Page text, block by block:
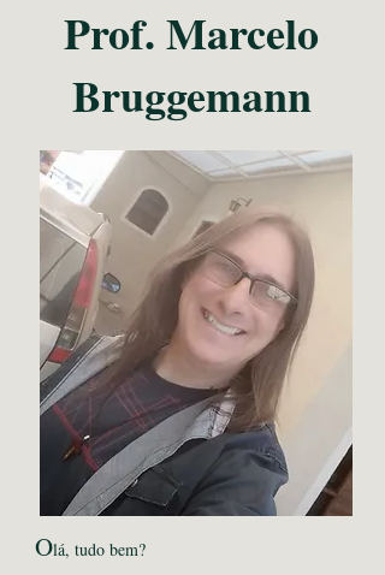
Prof. Marcelo
Bruggemann
Olá, tudo bem?